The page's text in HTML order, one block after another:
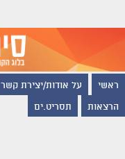
ראשי על אודות/יצירת קשר
הרצאות תסריט.ים